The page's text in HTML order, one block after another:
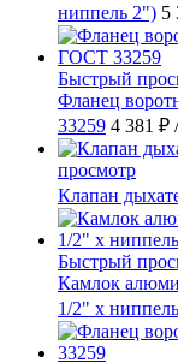
ниппель 2") 5
Быстрый
Фланец
33259 4 381 ₽
просмотр
Клапан
Быстрый
Камлок
1/2" х